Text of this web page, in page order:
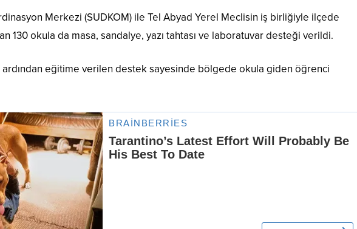
Merkezi (SUDKOM) ile Tel Abyad Yerel Meclisin iş birliğiyle ilçede
130 okula da masa, sandalye, yazı tahtası ve laboratuvar desteği verildi.
eğitime verilen destek sayesinde bölgede okula giden öğrenci